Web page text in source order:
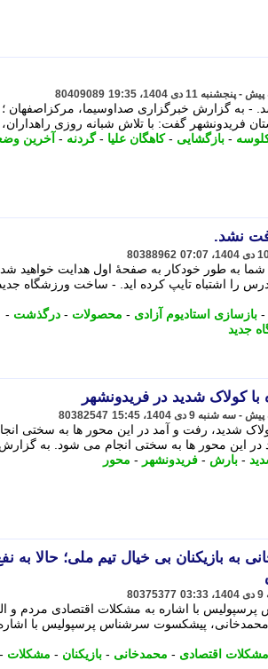
80409089
- به گزارش خبرگزاری صداوسیما، مرکزاصفهان
فریدونشهر گفت: با تلاش شبانه روزی راهداران،
- بازگشایی -کاهگان علیا -گردنه - آخرین
نشد.
80388962
شما به طور خودکار به صفحهٔ اول هدایت خواهید شد.
را اشتباه تایپ کرده اید. - ساخت ورزشگاه
- بازسازی استادیوم آزادی - محصولات - درگذشت -
جدید
کولاک شدید در فریدونشهر
80382547
شدید، رفت و آمد در این محور ها به سختی
این محور ها به سختی انجام می شود. به گزارش
- بارش - فریدونشهر - محور
به بازیکنان بی خیال تیم ملی؛ حالا به
80375377
با اشاره به مشکلات اقتصادی مردم و
پیشکسوت سرشناس پرسپولیس با
مشکلات اقتصادی - محمدخانی - بازیکنان - مشکلات -